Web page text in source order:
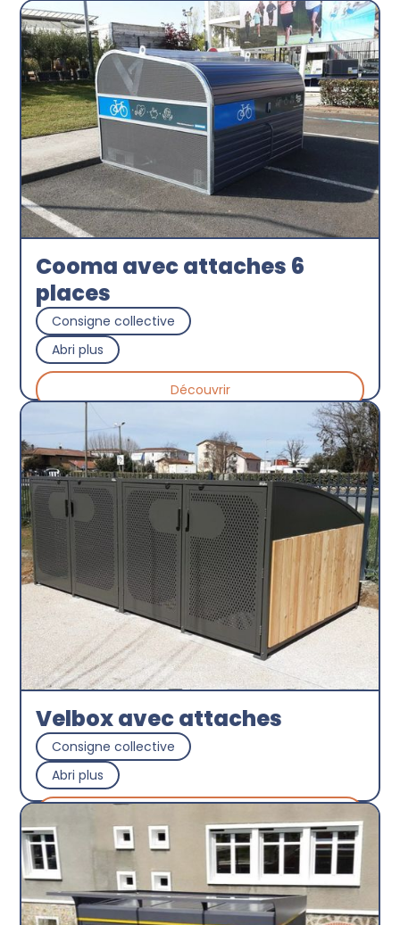
Cooma avec attaches 6
places
Consigne collective
Abri plus
Découvrir
Velbox avec attaches
Consigne collective
Abri plus